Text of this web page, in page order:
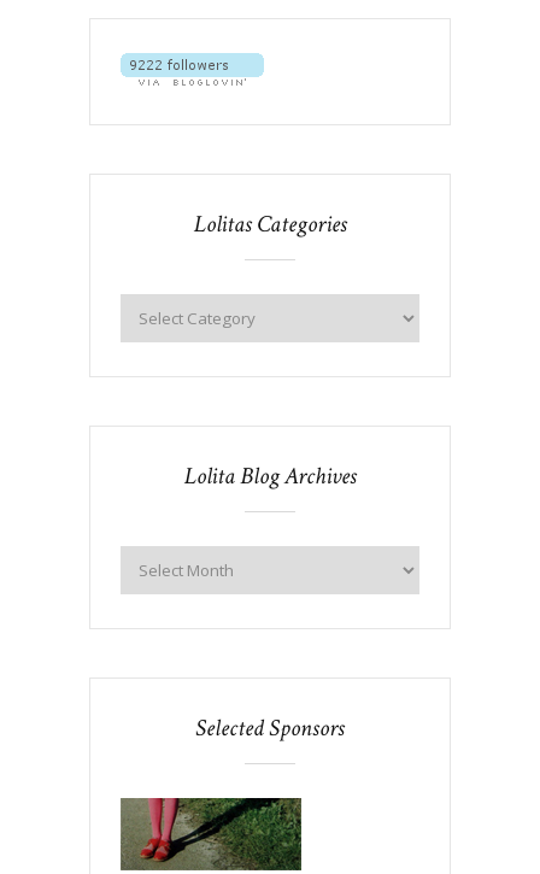
Lolitas Categories
Lolita Blog Archives
Selected Sponsors